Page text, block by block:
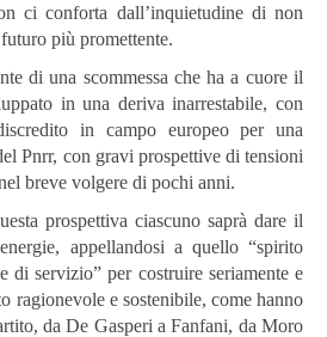
ci conforta dall’inquietudine di non
più promettente.
di una scommessa che ha a cuore il
in una deriva inarrestabile, con
in campo europeo per una
Pnrr, con gravi prospettive di tensioni
breve volgere di pochi anni.
prospettiva ciascuno saprà dare il
appellandosi a quello “spirito
di servizio” per costruire seriamente e
ragionevole e sostenibile, come hanno
da De Gasperi a Fanfani, da Moro